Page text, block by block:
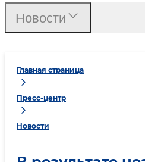
Главная страница
Пресс-центр
Новости
Новости